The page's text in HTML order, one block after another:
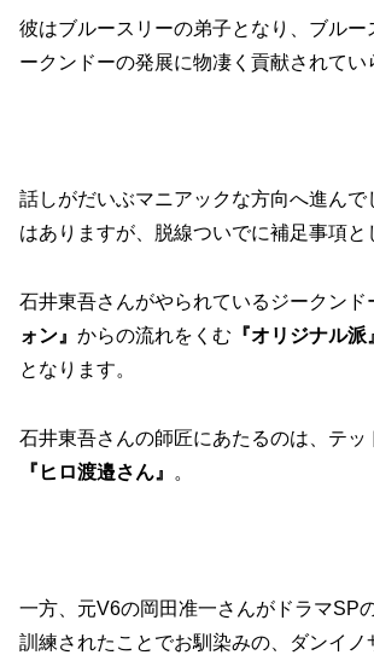
彼はブルースリーの弟子となり、ブルー
ークンドーの発展に物凄く貢献されてい
話しがだいぶマニアックな方向へ進んで
はありますが、脱線ついでに補足事項と
石井東吾さんがやられているジークンド
ォン』 からの流れをくむ 『オリジナル派
となります。
石井東吾さんの師匠にあたるのは、テッ
『ヒロ渡邉さん』
。
一方、元V6の岡田准一さんがドラマSP
訓練されたことでお馴染みの、ダンイノ